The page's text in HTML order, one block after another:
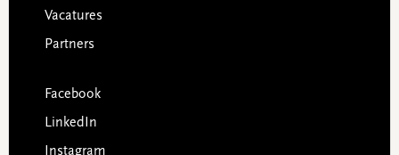
Vacatures
Partners
Facebook
LinkedIn
Instagram